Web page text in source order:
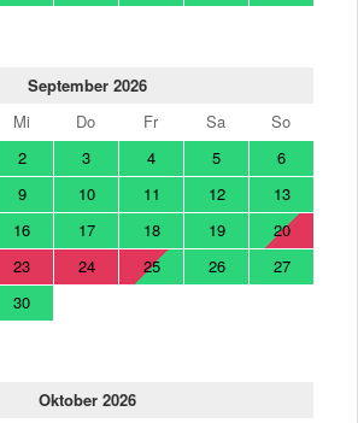
September 2026
Mi Do Fr Sa
So
2 3 4 5
6
9 10 11 12
13
16 17 18 19
20
23 24 25 26
27
30
Oktober 2026